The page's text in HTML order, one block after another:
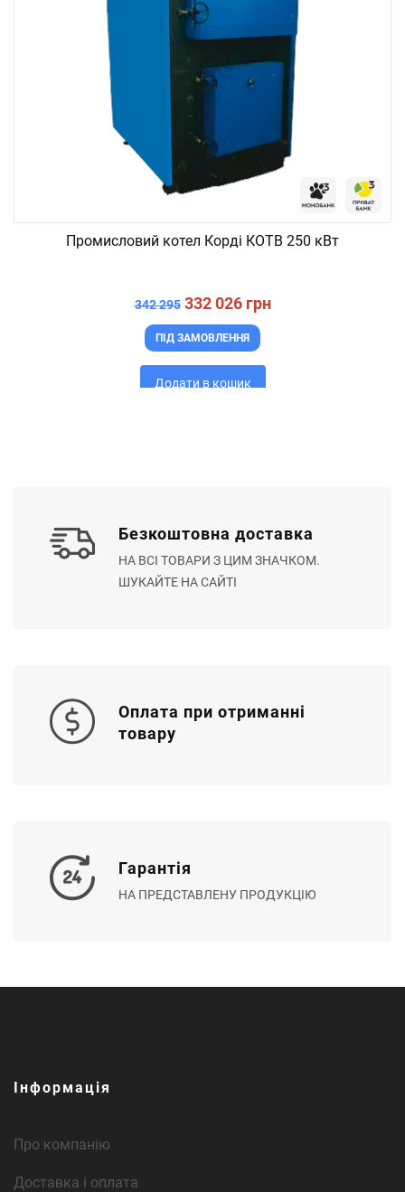
Промисловий котел Корді КОТВ 250 кВт
342 295 332 026 грн
ПІД ЗАМОВЛЕННЯ
Додати в кошик
Безкоштовна доставка
НА ВСІ ТОВАРИ З ЦИМ ЗНАЧКОМ.
ШУКАЙТЕ НА САЙТІ
Оплата при отриманні
товару
Гарантія
НА ПРЕДСТАВЛЕНУ ПРОДУКЦІЮ
Інформація
Про компанію
Доставка і оплата